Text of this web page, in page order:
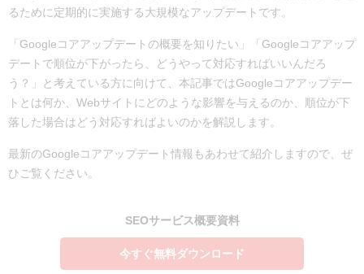
るために定期的に実施する大規模なアップデートです。
「Googleコアアップデートの概要を知りたい」「Googleコアアップ
デートで順位が下がったら、どうやって対応すればいいんだろ
う？」と考えている方に向けて、本記事ではGoogleコアアップデー
トとは何か、Webサイトにどのような影響を与えるのか、順位が下
落した場合はどう対応すればよいのかを解説します。
最新のGoogleコアアップデート情報もあわせて紹介しますので、ぜ
ひご覧ください。
SEOサービス概要資料
今すぐ無料ダウンロード